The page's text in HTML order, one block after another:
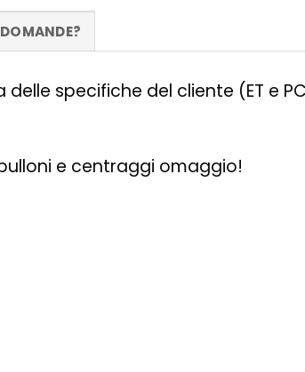
DOMANDE?
specifiche del cliente (ET e
e centraggi omaggio!